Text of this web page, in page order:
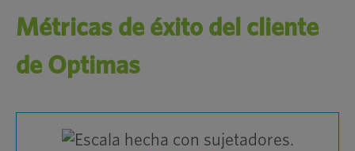
Métricas de éxito del cliente
de Optimas